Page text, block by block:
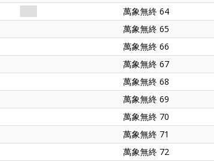
萬象無終 64
萬象無終 65
萬象無終 66
萬象無終 67
萬象無終 68
萬象無終 69
萬象無終 70
萬象無終 71
萬象無終 72